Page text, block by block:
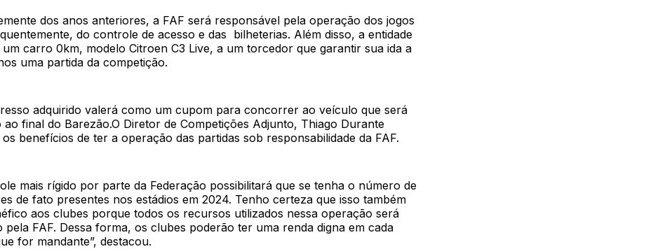
dos anos anteriores, a FAF será responsável pela operação dos jogos
do controle de acesso e das bilheterias. Além disso, a entidade
carro 0km, modelo Citroen C3 Live, a um torcedor que garantir sua ida a
uma partida da competição.
adquirido valerá como um cupom para concorrer ao veículo que será
ao final do Barezão.O Diretor de Competições Adjunto, Thiago Durante
benefícios de ter a operação das partidas sob responsabilidade da FAF.
mais rígido por parte da Federação possibilitará que se tenha o número de
de fato presentes nos estádios em 2024. Tenho certeza que isso também
aos clubes porque todos os recursos utilizados nessa operação será
pela FAF. Dessa forma, os clubes poderão ter uma renda digna em cada
for mandante”, destacou.